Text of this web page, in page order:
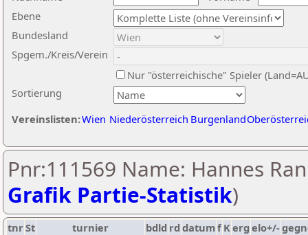
Ebene
Sortierung
Bundesland
Spgem./Kreis/Verein
Nur "österreichische" Spieler
Vereinslisten:Wien Niederösterreich Burgenland
Pnr:111569 Name: Hannes
Grafik Partie-Statistik)
tnrSt turnier bdld rd datumf Kerg elo+/-